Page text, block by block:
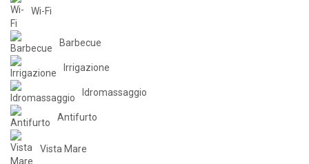
Wi-Fi
Barbecue
Irrigazione
Idromassaggio
Antifurto
Vista Mare